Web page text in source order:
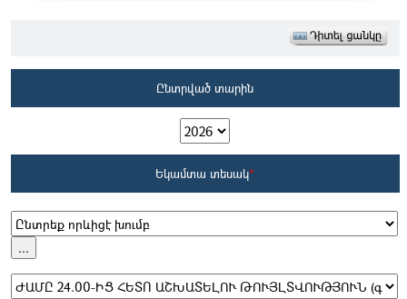
Ընտրված տարին
Եկամտա տեսակ*